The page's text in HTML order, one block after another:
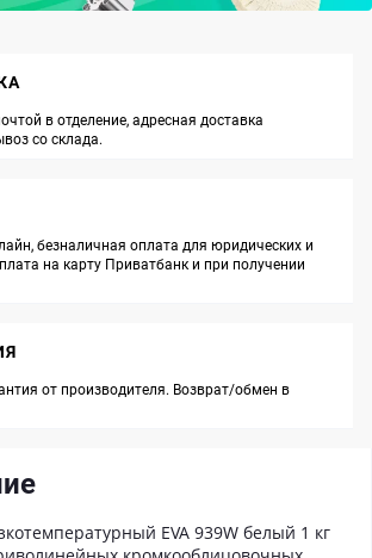
EVA 939W белый 1 кг
в отделение, адресная доставка
со склада.
безналичная оплата для юридических и
на карту Приватбанк и при получении
от производителя. Возврат/обмен в